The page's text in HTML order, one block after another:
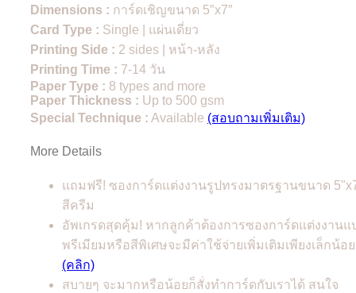
Dimensions : การ์ดเชิญขนาด 5″x7″
Card Type : Single | แผ่นเดี่ยว
Printing Side : 2 sides | หน้า-หลัง
Printing Time : 7-14 วัน
Paper Type : 8 types and more
Paper Thickness : Up to 500 gsm
Special Technique : Available (สอบถามเพิ่มเติม)
More Details
แถมฟรี! ซองการ์ดแต่งงานรูปทรงมาตรฐานขนาด
สีครีม
อัพเกรดสุดคุ้ม! หากลูกค้าต้องการซองการ์ดแต่งงานแ
พรีเมียมหรือสีพิเศษจะมีค่าใช้จ่ายเพิ่มเติมเพียงเล็กน้อย
(คลิก)
สบายๆ จะมากหรือน้อยก็สั่งทำการ์ดกับเราได้ สนใจ